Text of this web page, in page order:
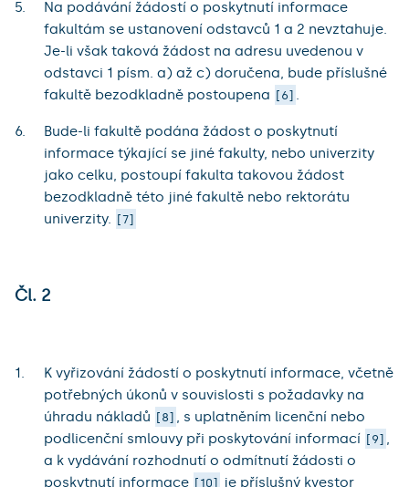
Na podávání žádostí o poskytnutí informace
fakultám se ustanovení odstavců 1 a 2 nevztahuje.
Je-li však taková žádost na adresu uvedenou v
odstavci 1 písm. a) až c) doručena, bude příslušné
fakultě bezodkladně postoupena
6 .
Bude-li fakultě podána žádost o poskytnutí
informace týkající se jiné fakulty, nebo univerzity
jako celku, postoupí fakulta takovou žádost
bezodkladně této jiné fakultě nebo rektorátu
univerzity.
7
Čl. 2
K vyřizování žádostí o poskytnutí informace, včetně
potřebných úkonů v souvislosti s požadavky na
úhradu nákladů
8
, s uplatněním licenční nebo
podlicenční smlouvy při poskytování informací
9
,
a k vydávání rozhodnutí o odmítnutí žádosti o
poskytnutí informace
10 je příslušný kvestor